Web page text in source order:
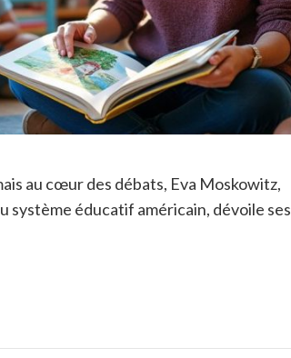
au cœur des débats, Eva Moskowitz,
éducatif américain, dévoile ses